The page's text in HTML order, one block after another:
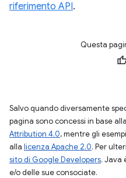
riferimento API.
Questa
Salvo quando diversamente
pagina sono concessi in base alla
Attribution 4.0, mentre gli
alla licenza Apache 2.0. Per
sito di Google Developers. Java
e/o delle sue consociate.